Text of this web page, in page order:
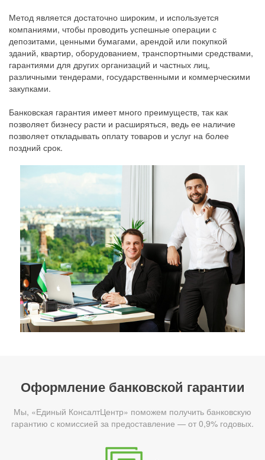
Метод является достаточно широким, и используется
компаниями, чтобы проводить успешные операции с
депозитами, ценными бумагами, арендой или покупкой
зданий, квартир, оборудованием, транспортными средствами,
гарантиями для других организаций и частных лиц,
различными тендерами, государственными и коммерческими
закупками.
Банковская гарантия имеет много преимуществ, так как
позволяет бизнесу расти и расширяться, ведь ее наличие
позволяет откладывать оплату товаров и услуг на более
поздний срок.
Оформление банковской гарантии
Мы, «Единый КонсалтЦентр» поможем получить банковскую
гарантию с комиссией за предоставление — от 0,9% годовых.